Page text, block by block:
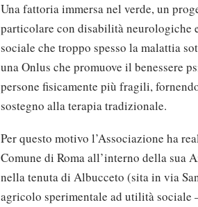
Una fattoria immersa nel verde, un
particolare con disabilità neurologiche
sociale che troppo spesso la malattia
una Onlus che promuove il benessere
persone fisicamente più fragili,
sostegno alla terapia tradizionale.
Per questo motivo l’Associazione ha
Comune di Roma all’interno della sua
nella tenuta di Albucceto (sita in via
agricolo sperimentale ad utilità sociale